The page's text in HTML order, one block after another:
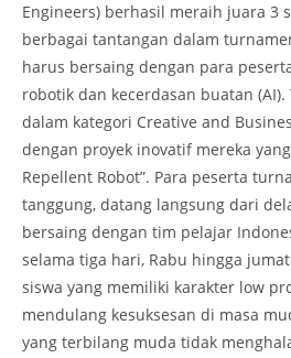
Engineers) berhasil meraih juara 3
berbagai tantangan dalam
harus bersaing dengan para
robotik dan kecerdasan buatan
dalam kategori Creative and
dengan proyek inovatif mereka
Repellent Robot”. Para peserta
tanggung, datang langsung dari
bersaing dengan tim pelajar
selama tiga hari, Rabu hingga
siswa yang memiliki karakter low
mendulang kesuksesan di masa
yang terbilang muda tidak